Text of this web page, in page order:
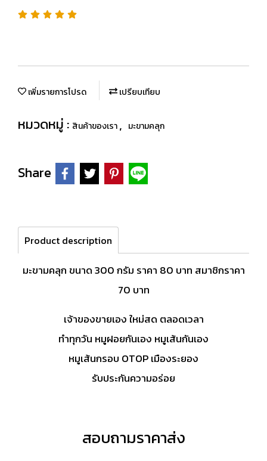
เพิ่มรายการโปรด เปรียบเทียบ
หมวดหมู่ : สินค้าของเรา, มะขามคลุก
Share
Product description
มะขามคลุก ขนาด 300 กรัม ราคา 80 บาท สมาชิกราคา
70 บาท
เจ้าของขายเอง ใหม่สด ตลอดเวลา
ทำทุกวัน หมูฝอยกันเอง หมูเส้นกันเอง
หมูเส้นกรอบ OTOP เมืองระยอง
รับประกันความอร่อย
สอบถามราคาส่ง